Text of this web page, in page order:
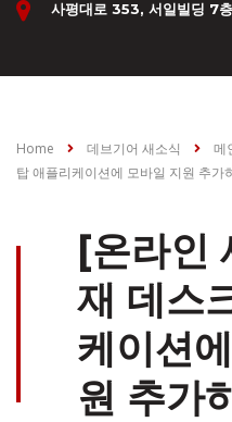
사평대로 353, 서일빌딩 7층
Home 데브기어 새소식 메
탑 애플리케이션에 모바일 지원 추가
[온라인
재 데스
케이션
원 추가